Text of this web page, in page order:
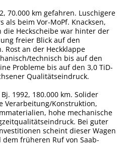
70.000 km gefahren. Luschigere
beim Vor-MoPf. Knacksen,
die Heckscheibe war hinter der
freier Blick auf den
Rost an der Heckklappe
technisch bis auf den
Probleme bis auf den 3,0 TiD-
Qualitätseindruck.
1992, 180.000 km. Solider
Verarbeitung/Konstruktion,
hohe mechanische
Bei guter
scheint dieser Wagen
früheren Ruf von Saab-